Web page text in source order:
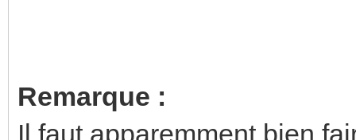
Remarque :
Il faut apparemment bien